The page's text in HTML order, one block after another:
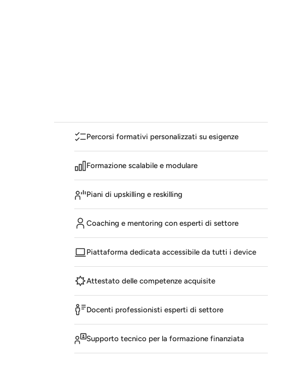
Percorsi formativi personalizzati su esigenze
Formazione scalabile e modulare
Piani di upskilling e reskilling
Coaching e mentoring con esperti di settore
Piattaforma dedicata accessibile da tutti i device
Attestato delle competenze acquisite
Docenti professionisti esperti di settore
Supporto tecnico per la formazione finanziata